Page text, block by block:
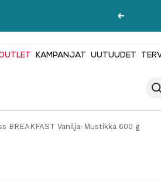
Edellinen
KAMPANJAT UUTUUDET
BREAKFAST Vanilja-Mustikka 600 g